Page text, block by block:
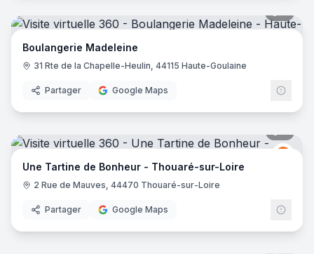
Boulangerie Madeleine
31 Rte de la Chapelle-Heulin, 44115 Haute-Goulaine
Partager Google Maps
Une Tartine de Bonheur - Thouaré-sur-Loire
2 Rue de Mauves, 44470 Thouaré-sur-Loire
Partager Google Maps